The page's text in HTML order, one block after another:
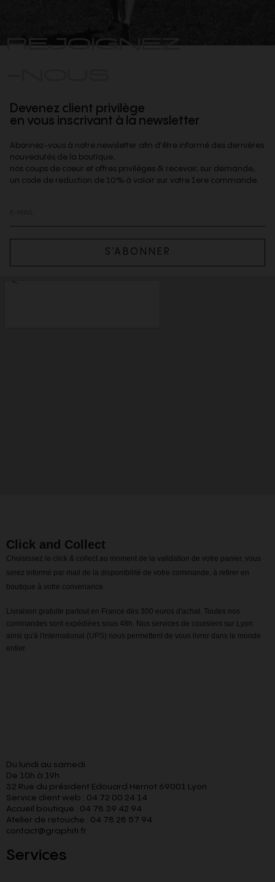
REJOIGNEZ
Devenez client privilège
en vous inscrivant à la newsletter
Abonnez-vous à notre newsletter afin d'être informé des dernières
nouveautés de la boutique,
nos coups de coeur et offres privilèges & recevoir, sur demande,
un code de reduction de 10% à valoir sur votre 1ere commande.
S’ABONNER
Click and Collect
Choisissez le click & collect au moment de la validation de votre panier, vous
serez informé par mail de la disponibilité de votre commande, à retirer en
boutique à votre convenance.
Livraison gratuite partout en France dès 300 euros d'achat. Toutes nos
commandes sont expédiées sous 48h. Nos services de coursiers sur Lyon
ainsi qu'à l'international (UPS) nous permettent de vous livrer dans le monde
entier.
Du lundi au samedi
De 10h à 19h
32 Rue du président Edouard Herriot 69001 Lyon
Service client web : 04 72 00 24 14
Accueil boutique : 04 78 39 42 94
Atelier de retouche : 04 78 28 57 94
contact@graphiti.fr
Services